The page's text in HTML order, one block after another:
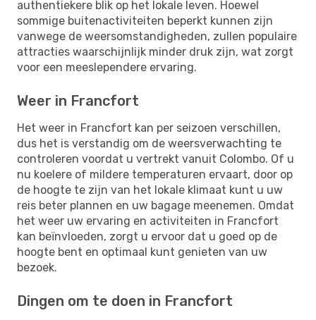
authentiekere blik op het lokale leven. Hoewel
sommige buitenactiviteiten beperkt kunnen zijn
vanwege de weersomstandigheden, zullen populaire
attracties waarschijnlijk minder druk zijn, wat zorgt
voor een meeslependere ervaring.
Weer in Francfort
Het weer in Francfort kan per seizoen verschillen,
dus het is verstandig om de weersverwachting te
controleren voordat u vertrekt vanuit Colombo. Of u
nu koelere of mildere temperaturen ervaart, door op
de hoogte te zijn van het lokale klimaat kunt u uw
reis beter plannen en uw bagage meenemen. Omdat
het weer uw ervaring en activiteiten in Francfort
kan beïnvloeden, zorgt u ervoor dat u goed op de
hoogte bent en optimaal kunt genieten van uw
bezoek.
Dingen om te doen in Francfort